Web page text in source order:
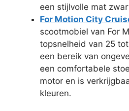
een stijlvolle mat
For Motion City
scootmobiel van For
topsnelheid van 25
een bereik van
een comfortabele
motor en is
kleuren.